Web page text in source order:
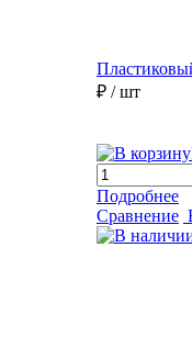
₽ / шт
Подробнее
Сравнение